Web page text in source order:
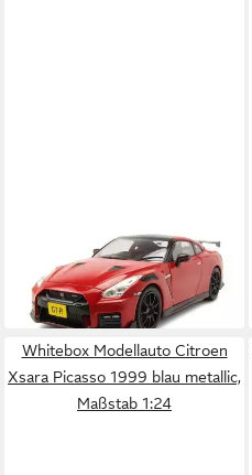
Modellauto Nissan GT-R
Nismo 2021 rot
35,40 €
in 4-5 Werktagen bei dir
Whitebox Modellauto Citroen
Xsara Picasso 1999 blau metallic,
Maßstab 1:24